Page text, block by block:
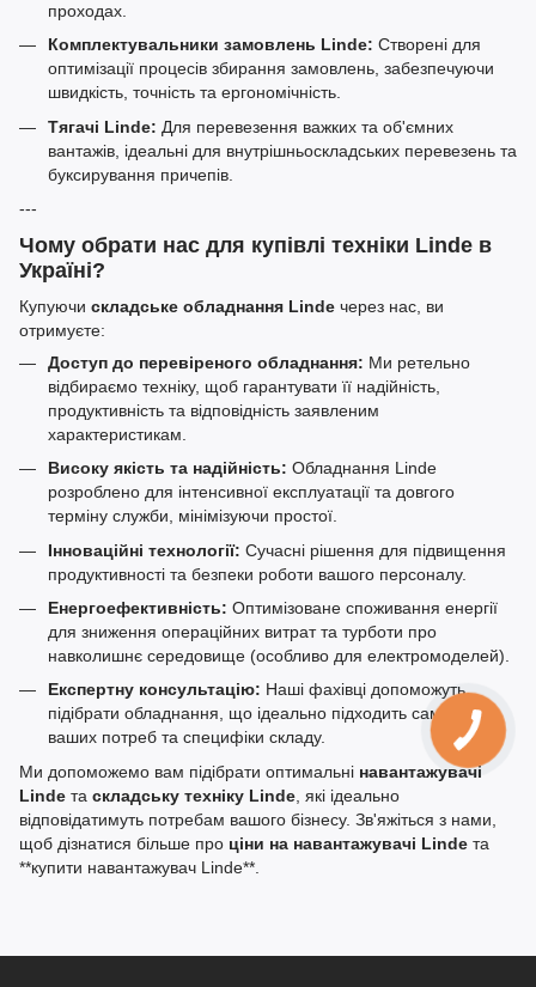
проходах.
Комплектувальники замовлень Linde: Створені для
оптимізації процесів збирання замовлень, забезпечуючи
швидкість, точність та ергономічність.
Тягачі Linde: Для перевезення важких та об'ємних
вантажів, ідеальні для внутрішньоскладських перевезень та
буксирування причепів.
---
Чому обрати нас для купівлі техніки Linde в
Україні?
Купуючи складське обладнання Linde через нас, ви
отримуєте:
Доступ до перевіреного обладнання: Ми ретельно
відбираємо техніку, щоб гарантувати її надійність,
продуктивність та відповідність заявленим
характеристикам.
Високу якість та надійність: Обладнання Linde
розроблено для інтенсивної експлуатації та довгого
терміну служби, мінімізуючи простої.
Інноваційні технології: Сучасні рішення для підвищення
продуктивності та безпеки роботи вашого персоналу.
Енергоефективність: Оптимізоване споживання енергії
для зниження операційних витрат та турботи про
навколишнє середовище (особливо для електромоделей).
Експертну консультацію: Наші фахівці допоможуть
підібрати обладнання, що ідеально підходить саме для
ваших потреб та специфіки складу.
Ми допоможемо вам підібрати оптимальні навантажувачі
Linde та складську техніку Linde , які ідеально
відповідатимуть потребам вашого бізнесу. Зв'яжіться з нами,
щоб дізнатися більше про ціни на навантажувачі Linde та
**купити навантажувач Linde**.